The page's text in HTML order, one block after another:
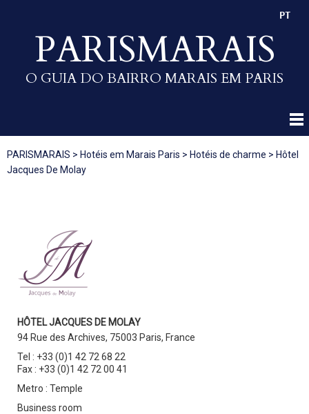
PARISMARAIS
O GUIA DO BAIRRO MARAIS EM PARIS
PT
PARISMARAIS > Hotéis em Marais Paris > Hotéis de charme > Hôtel
Jacques De Molay
HÔTEL JACQUES DE MOLAY
94 Rue des Archives, 75003 Paris, France
Tel : +33 (0)1 42 72 68 22
Fax : +33 (0)1 42 72 00 41
Metro : Temple
Business room